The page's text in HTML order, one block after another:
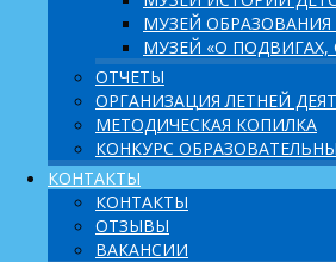
МУЗЕЙ
МУЗЕЙ «О ПОДВИГАХ,
ОТЧЕТЫ
ОРГАНИЗАЦИЯ ЛЕТНЕЙ
МЕТОДИЧЕСКАЯ КОПИЛКА
КОНКУРС
КОНТАКТЫ
КОНТАКТЫ
ОТЗЫВЫ
ВАКАНСИИ